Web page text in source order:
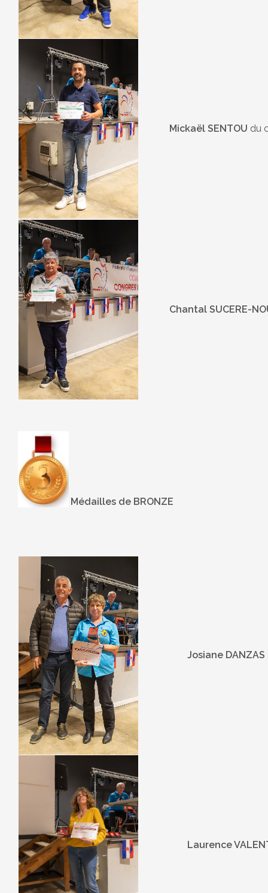
Mickaël SENTOU du
Chantal SUCERE-
Médailles de BRONZE
Josiane DANZAS
Laurence